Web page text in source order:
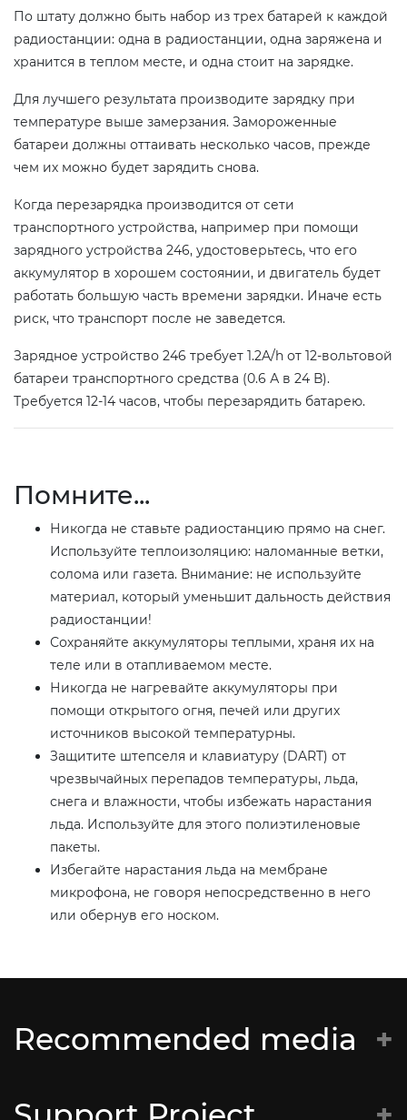
По штату должно быть набор из трех батарей к каждой
радиостанции: одна в радиостанции, одна заряжена и
хранится в теплом месте, и одна стоит на зарядке.
Для лучшего результата производите зарядку при
температуре выше замерзания. Замороженные
батареи должны оттаивать несколько часов, прежде
чем их можно будет зарядить снова.
Когда перезарядка производится от сети
транспортного устройства, например при помощи
зарядного устройства 246, удостоверьтесь, что его
аккумулятор в хорошем состоянии, и двигатель будет
работать большую часть времени зарядки. Иначе есть
риск, что транспорт после не заведется.
Зарядное устройство 246 требует 1.2A/h от 12-вольтовой
батареи транспортного средства (0.6 А в 24 В).
Требуется 12-14 часов, чтобы перезарядить батарею.
Помните...
Никогда не ставьте радиостанцию прямо на снег.
Используйте теплоизоляцию: наломанные ветки,
солома или газета. Внимание: не используйте
материал, который уменьшит дальность действия
радиостанции!
Сохраняйте аккумуляторы теплыми, храня их на
теле или в отапливаемом месте.
Никогда не нагревайте аккумуляторы при
помощи открытого огня, печей или других
источников высокой температурны.
Защитите штепселя и клавиатуру (DART) от
чрезвычайных перепадов температуры, льда,
снега и влажности, чтобы избежать нарастания
льда. Используйте для этого полиэтиленовые
пакеты.
Избегайте нарастания льда на мембране
микрофона, не говоря непосредственно в него
или обернув его носком.
Recommended media
Супраціў